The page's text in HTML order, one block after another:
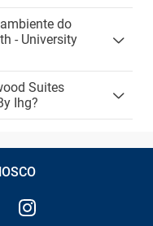
do
- University
Suites
Ihg?